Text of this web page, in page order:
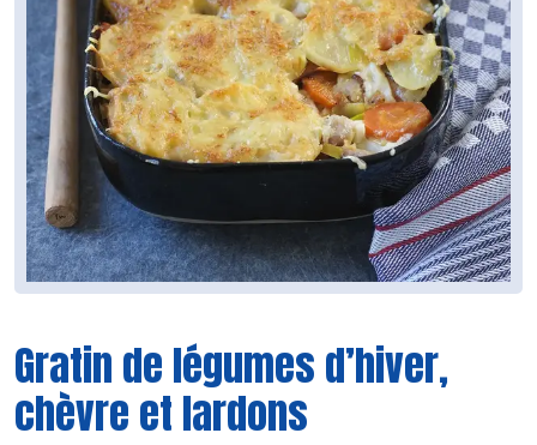
Gratin de légumes d’hiver,
chèvre et lardons